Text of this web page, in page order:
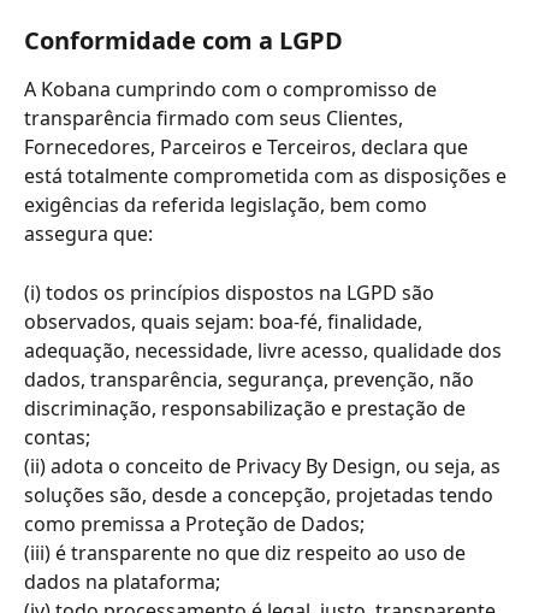
Conformidade com a LGPD
A Kobana cumprindo com o compromisso de
transparência firmado com seus Clientes,
Fornecedores, Parceiros e Terceiros, declara que
está totalmente comprometida com as disposições e
exigências da referida legislação, bem como
assegura que:
(i) todos os princípios dispostos na LGPD são
observados, quais sejam: boa-fé, finalidade,
adequação, necessidade, livre acesso, qualidade dos
dados, transparência, segurança, prevenção, não
discriminação, responsabilização e prestação de
contas;
(ii) adota o conceito de Privacy By Design, ou seja, as
soluções são, desde a concepção, projetadas tendo
como premissa a Proteção de Dados;
(iii) é transparente no que diz respeito ao uso de
dados na plataforma;